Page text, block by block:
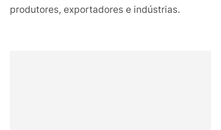
produtores, exportadores e indústrias.